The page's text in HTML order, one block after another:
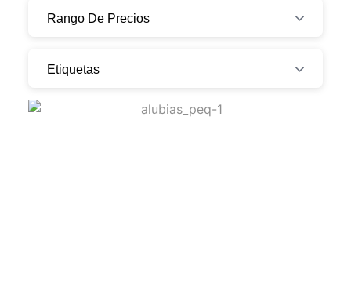
Rango De Precios
Etiquetas